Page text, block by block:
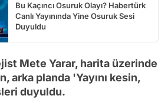
Bu Kaçıncı Osuruk Olayı? Habertürk
Canlı Yayınında Yine Osuruk Sesi
Duyuldu
Mete Yarar, harita üzerinde
arka planda 'Yayını kesin,
duyuldu.